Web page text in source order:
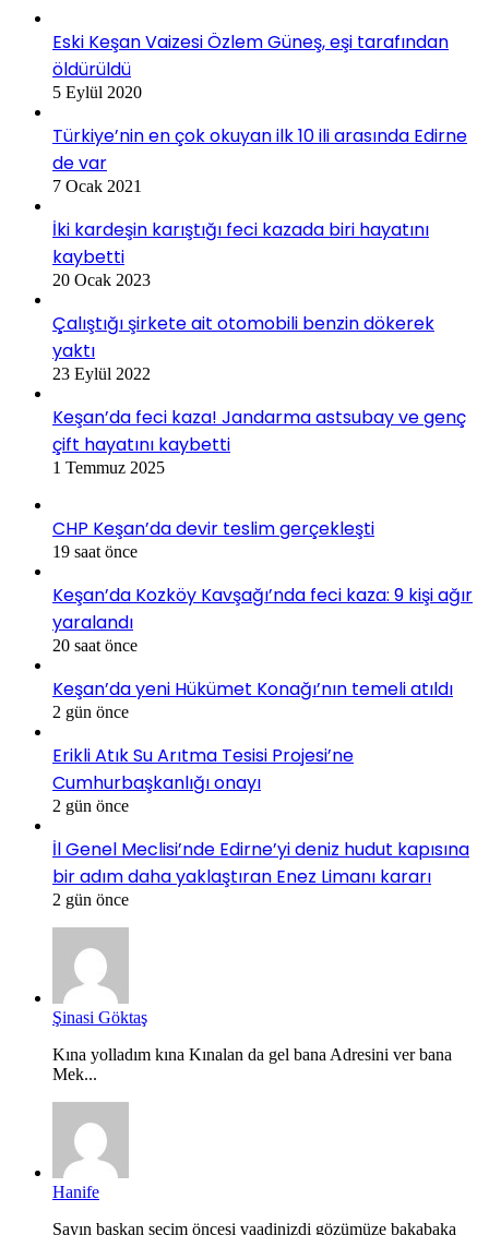
Eski Keşan Vaizesi Özlem Güneş, eşi tarafından
öldürüldü
5 Eylül 2020
Türkiye’nin en çok okuyan ilk 10 ili arasında Edirne
de var
7 Ocak 2021
İki kardeşin karıştığı feci kazada biri hayatını
kaybetti
20 Ocak 2023
Çalıştığı şirkete ait otomobili benzin dökerek
yaktı
23 Eylül 2022
Keşan’da feci kaza! Jandarma astsubay ve genç
çift hayatını kaybetti
1 Temmuz 2025
CHP Keşan’da devir teslim gerçekleşti
19 saat önce
Keşan’da Kozköy Kavşağı’nda feci kaza: 9 kişi ağır
yaralandı
20 saat önce
Keşan’da yeni Hükümet Konağı’nın temeli atıldı
2 gün önce
Erikli Atık Su Arıtma Tesisi Projesi’ne
Cumhurbaşkanlığı onayı
2 gün önce
İl Genel Meclisi’nde Edirne’yi deniz hudut kapısına
bir adım daha yaklaştıran Enez Limanı kararı
2 gün önce
Şinasi Göktaş
Kına yolladım kına Kınalan da gel bana Adresini ver bana
Mek...
Hanife
Sayın başkan seçim öncesi vaadinizdi gözümüze bakabaka